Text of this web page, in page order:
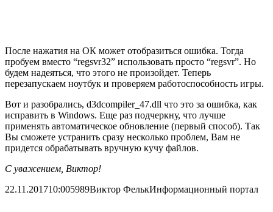
После нажатия на ОК может отобразиться ошибка. Тогда
пробуем вместо “regsvr32” использовать просто “regsvr”. Но
будем надеяться, что этого не произойдет. Теперь
перезапускаем ноутбук и проверяем работоспособность игры.
Вот и разобрались, d3dcompiler_47.dll что это за ошибка, как
исправить в Windows. Еще раз подчеркну, что лучше
применять автоматическое обновление (первый способ). Так
Вы сможете устранить сразу несколько проблем, Вам не
придется обрабатывать вручную кучу файлов.
С уважением, Виктор!
22.11.201710:005989Виктор ФелькИнформационный портал